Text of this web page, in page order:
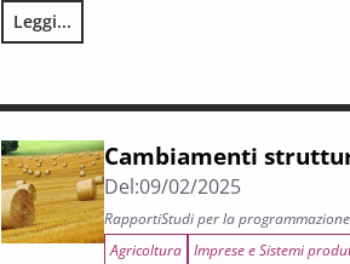
Leggi...
Gli effetti su crescita e welfare della
Cambiamenti
Del:09/02/2025
RapportiStudi per la
Agricoltura Imprese e Sistemi